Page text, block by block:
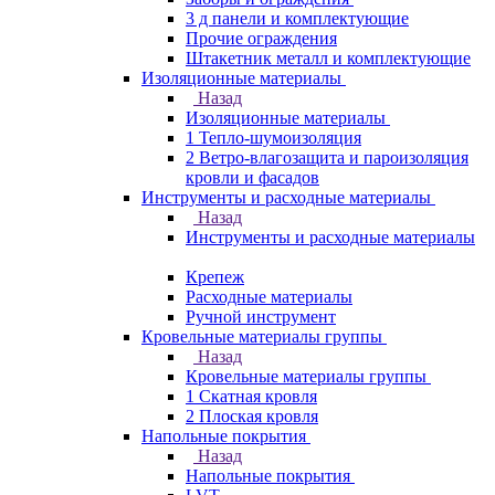
3 д панели и комплектующие
Прочие ограждения
Штакетник металл и комплектующие
Изоляционные материалы
Назад
Изоляционные материалы
1 Тепло-шумоизоляция
2 Ветро-влагозащита и пароизоляция
кровли и фасадов
Инструменты и расходные материалы
Назад
Инструменты и расходные материалы
Крепеж
Расходные материалы
Ручной инструмент
Кровельные материалы группы
Назад
Кровельные материалы группы
1 Скатная кровля
2 Плоская кровля
Напольные покрытия
Назад
Напольные покрытия